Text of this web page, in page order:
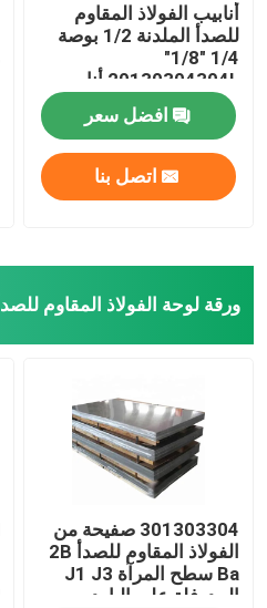
لفائف الصلب الكربوني
أنابيب الفولاذ المقاوم
للصدأ الملدنة 1/2 بوصة
1/4 "1/8"
20130304304L أنابيب
زخرفية Ss مستديرة
افضل سعر
اتصل بنا
ورقة لوحة الفولاذ المقاوم
301303304 صفيحة من
الفولاذ المقاوم للصدأ 2B
Ba سطح المرآة J1 J3
المدرفلة على البارد